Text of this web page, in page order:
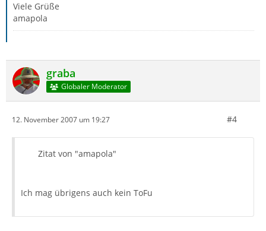
Viele Grüße
amapola
graba
Globaler Moderator
12. November 2007 um 19:27 #4
Zitat von "amapola"
Ich mag übrigens auch kein ToFu